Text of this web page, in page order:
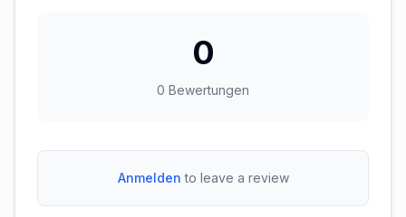
0
0 Bewertungen
Anmelden to leave a review